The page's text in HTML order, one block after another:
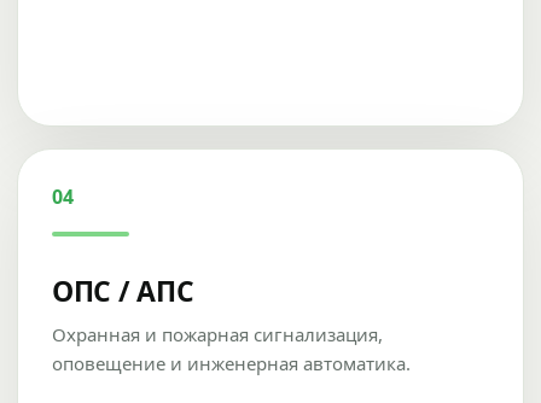
04
ОПС / АПС
Охранная и пожарная сигнализация,
оповещение и инженерная автоматика.